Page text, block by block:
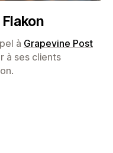
à Grapevine Post
à ses clients